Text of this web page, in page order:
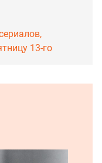
13-го